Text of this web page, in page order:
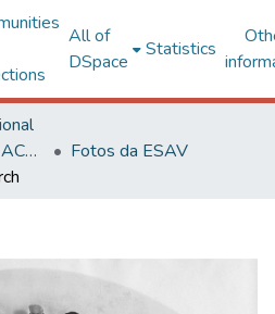
All of
DSpace
Statistics
Acervo Fotográfico do ACH-UFV
Fotos da ESAV